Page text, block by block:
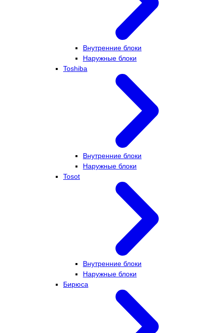
Внутренние блоки
Наружные блоки
Toshiba
Внутренние блоки
Наружные блоки
Tosot
Внутренние блоки
Наружные блоки
Бирюса